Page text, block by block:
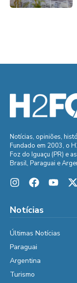
Notícias, opiniões,
Fundado em 2003, o
Foz do Iguaçu (PR) e
Brasil, Paraguai e
Notícias
Últimas Notícias
Paraguai
Argentina
Turismo